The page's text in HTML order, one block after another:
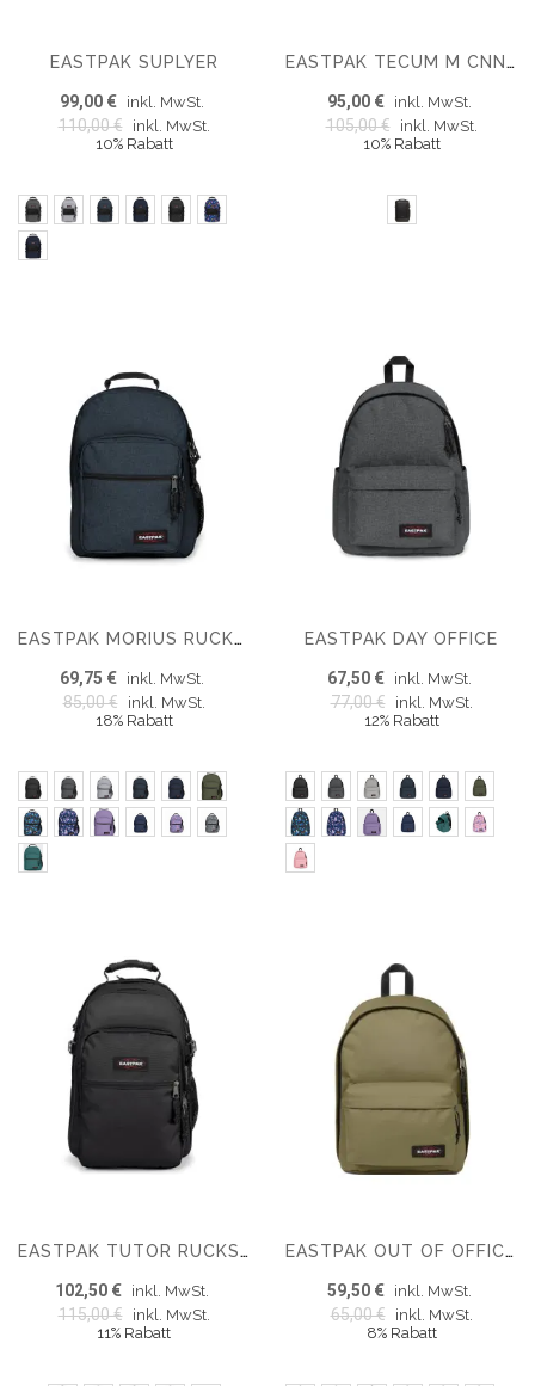
EASTPAK SUPLYER
99,00 € inkl. MwSt.
110,00 €
inkl. MwSt.
10% Rabatt
EASTPAK TECUM M CNNCT RUCKSACK
95,00 € inkl. MwSt.
105,00 €
inkl. MwSt.
10% Rabatt
EASTPAK MORIUS RUCKSACK
69,75 € inkl. MwSt.
85,00 €
inkl. MwSt.
18% Rabatt
EASTPAK DAY OFFICE
67,50 € inkl. MwSt.
77,00 €
inkl. MwSt.
12% Rabatt
EASTPAK TUTOR RUCKSACK
102,50 € inkl. MwSt.
115,00 €
inkl. MwSt.
11% Rabatt
EASTPAK OUT OF OFFICE RUCKSACK
59,50 € inkl. MwSt.
65,00 €
inkl. MwSt.
8% Rabatt